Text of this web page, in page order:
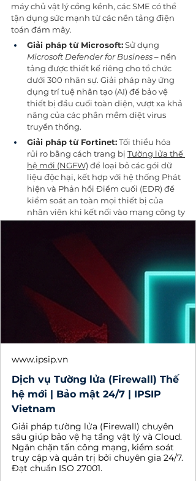
máy chủ vật lý cồng kềnh, các SME có thể
tận dụng sức mạnh từ các nền tảng điện
toán đám mây.
Giải pháp từ Microsoft: Sử dụng
Microsoft Defender for Business – nền
tảng được thiết kế riêng cho tổ chức
dưới 300 nhân sự. Giải pháp này ứng
dụng trí tuệ nhân tạo (AI) để bảo vệ
thiết bị đầu cuối toàn diện, vượt xa khả
năng của các phần mềm diệt virus
truyền thống.
Giải pháp từ Fortinet: Tối thiểu hóa
rủi ro bằng cách trang bị Tường lửa thế
hệ mới (NGFW) để loại bỏ các gói dữ
liệu độc hại, kết hợp với hệ thống Phát
hiện và Phản hồi Điểm cuối (EDR) để
kiểm soát an toàn mọi thiết bị của
nhân viên khi kết nối vào mạng công ty
www.ipsip.vn
Dịch vụ Tường lửa (Firewall) Thế
hệ mới | Bảo mật 24/7 | IPSIP
Vietnam
Giải pháp tường lửa (Firewall) chuyên
sâu giúp bảo vệ hạ tầng vật lý và Cloud.
Ngăn chặn tấn công mạng, kiểm soát
truy cập và quản trị bởi chuyên gia 24/7.
Đạt chuẩn ISO 27001.